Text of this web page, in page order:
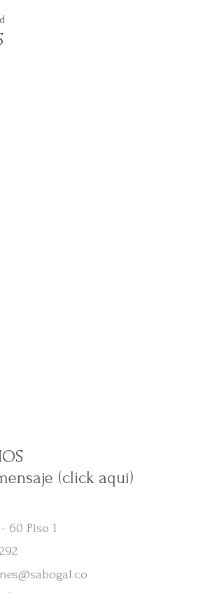
(click aquí)
60 Piso 1